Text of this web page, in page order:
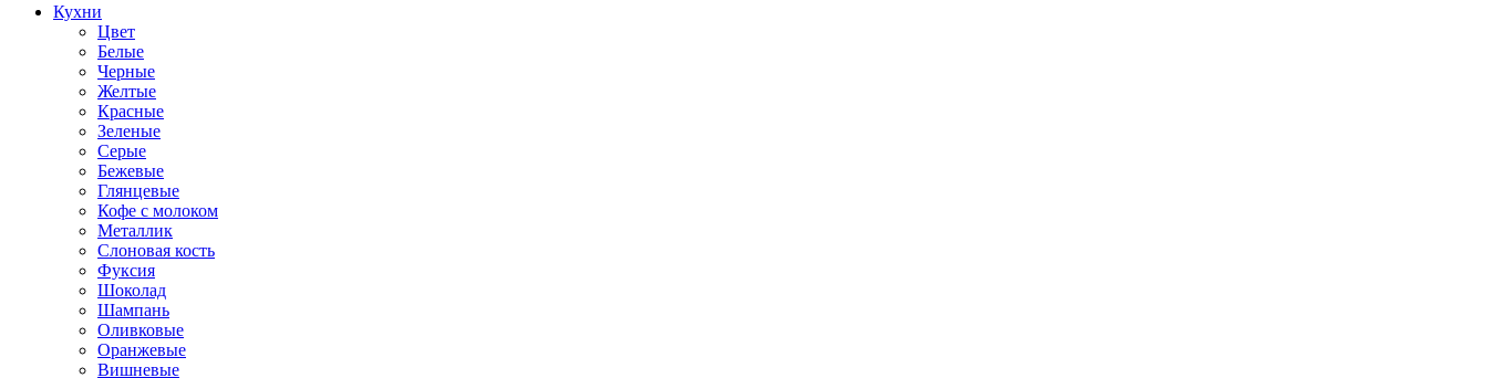
Кухни
Цвет
Белые
Черные
Желтые
Красные
Зеленые
Серые
Бежевые
Глянцевые
Кофе с молоком
Металлик
Слоновая кость
Фуксия
Шоколад
Шампань
Оливковые
Оранжевые
Вишневые